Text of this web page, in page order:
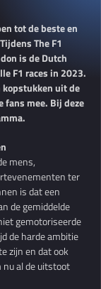
tot de beste en
The F1
is de Dutch
F1 races in 2023.
kopstukken uit de
fans mee. Bij deze
mens,
ter
is dat een
de gemiddelde
gemotoriseerde
de harde ambitie
zijn en dat ook
nu al de uitstoot